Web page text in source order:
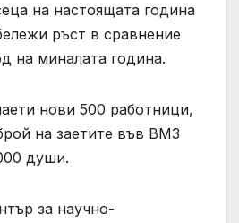
на настоящата година
ръст в сравнение
на миналата година.
нови 500 работници,
на заетите във ВМЗ
души.
за научно-